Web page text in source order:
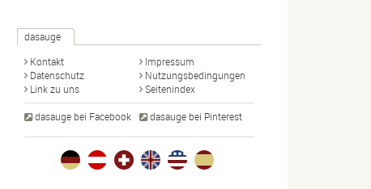
dasauge
Kontakt
Impressum
Datenschutz
Nutzungsbedingungen
Link zu uns
Seitenindex
dasauge bei Facebook dasauge bei Pinterest